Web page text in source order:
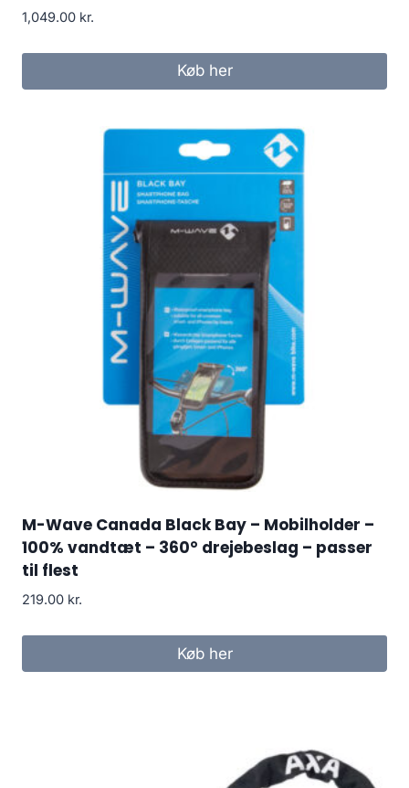
1,049.00 kr.
Køb her
M-Wave Canada Black Bay – Mobilholder –
100% vandtæt – 360° drejebeslag – passer
til flest
219.00 kr.
Køb her